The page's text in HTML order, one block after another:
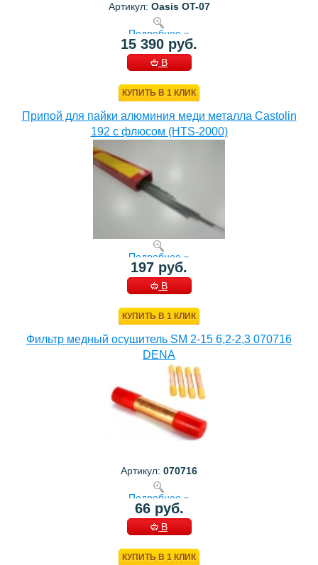
Артикул: Oasis OT-07
Подробнее »
15 390 руб.
В
КУПИТЬ В 1 КЛИК
Припой для пайки алюминия меди металла Castolin
192 с флюсом (HTS-2000)
Подробнее »
197 руб.
В
КУПИТЬ В 1 КЛИК
Фильтр медный осушитель SM 2-15 6,2-2,3 070716
DENA
Артикул: 070716
Подробнее »
66 руб.
В
КУПИТЬ В 1 КЛИК